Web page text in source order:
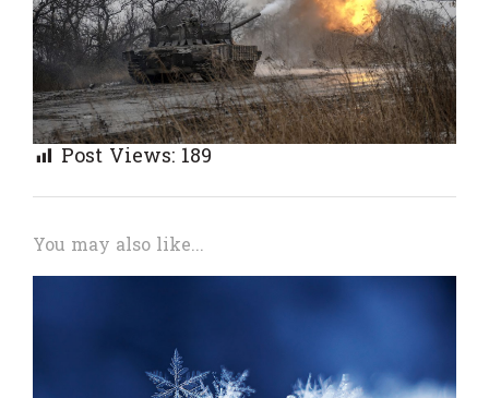
Post Views: 189
You may also like...